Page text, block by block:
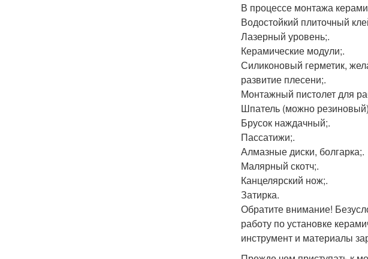
В процессе монтажа
Водостойкий плиточный
Лазерный уровень;.
Керамические модули;.
Силиконовый герметик,
развитие плесени;.
Монтажный пистолет для
Шпатель (можно
Брусок наждачный;.
Пассатижи;.
Алмазные диски, болгарка;.
Малярный скотч;.
Канцелярский нож;.
Затирка.
Обратите внимание!
работу по установке
инструмент и материалы